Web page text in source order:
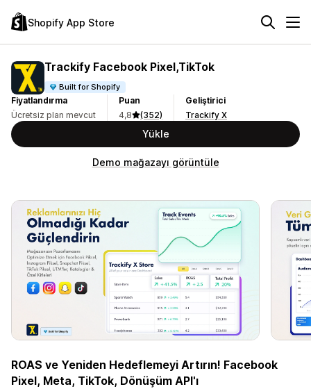
Shopify App Store
Trackify Facebook Pixel,TikTok
Built for Shopify
Fiyatlandırma
Ücretsiz plan mevcut
Puan
4,8
(352)
Geliştirici
Trackify X
Yükle
Demo mağazayı görüntüle
ROAS ve Yeniden Hedeflemeyi Artırın! Facebook
Pixel, Meta, TikTok, Dönüşüm API'ı